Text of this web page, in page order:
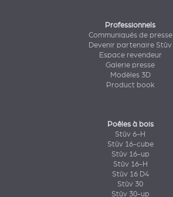
Professionnels
Communiqués de presse
Devenir partenaire Stûv
Espace revendeur
Galerie presse
Modèles 3D
Product book
Poêles à bois
Stûv 6-H
Stûv 16-cube
Stûv 16-up
Stûv 16-H
Stûv 16 D4
Stûv 30
Stûv 30-up